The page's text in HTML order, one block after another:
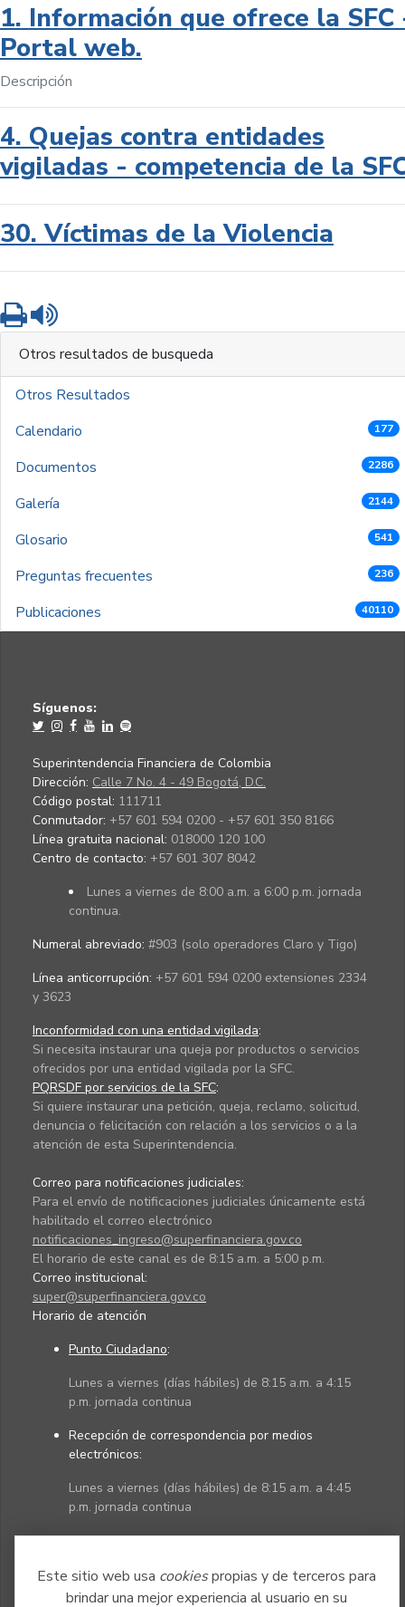
Este sitio web usa cookiespropias y de terceros para
brindar una mejor experiencia al usuario en su
1. Información que ofrece la SFC
Portal web.
Descripción
4. Quejas contra entidades
vigiladas - competencia de la
30. Víctimas de la Violencia
Imprimir
Otros resultados de busqueda
Otros Resultados
Calendario
177
Documentos 2286
Galería 2144
Glosario 541
Preguntas frecuentes 236
Publicaciones 40110
Síguenos:
Superintendencia Financiera de Colombia
Dirección: Calle 7 No. 4 - 49 Bogotá, D.C.
Código postal: 111711
Conmutador: +57 601 594 0200 - +57 601 350 8166
Línea gratuita nacional: 018000 120 100
Centro de contacto: +57 601 307 8042
Lunes a viernes de 8:00 a.m. a 6:00 p.m. jornada
continua.
Numeral abreviado: #903 (solo operadores Claro y Tigo)
Línea anticorrupción: +57 601 594 0200 extensiones 2334
y 3623
Inconformidad con una entidad vigilada:
Si necesita instaurar una queja por productos o servicios
ofrecidos por una entidad vigilada por la SFC.
PQRSDF por servicios de la SFC:
Si quiere instaurar una petición, queja, reclamo, solicitud,
denuncia o felicitación con relación a los servicios o a la
atención de esta Superintendencia.
Correo para notificaciones judiciales:
Para el envío de notificaciones judiciales únicamente está
habilitado el correo electrónico
notificaciones_ingreso@superfinanciera.gov.co
El horario de este canal es de 8:15 a.m. a 5:00 p.m.
Correo institucional:
super@superfinanciera.gov.co
Horario de atención
Punto Ciudadano:
Lunes a viernes (días hábiles) de 8:15 a.m. a 4:15
p.m. jornada continua
Recepción de correspondencia por medios
electrónicos:
Lunes a viernes (días hábiles) de 8:15 a.m. a 4:45
p.m. jornada continua